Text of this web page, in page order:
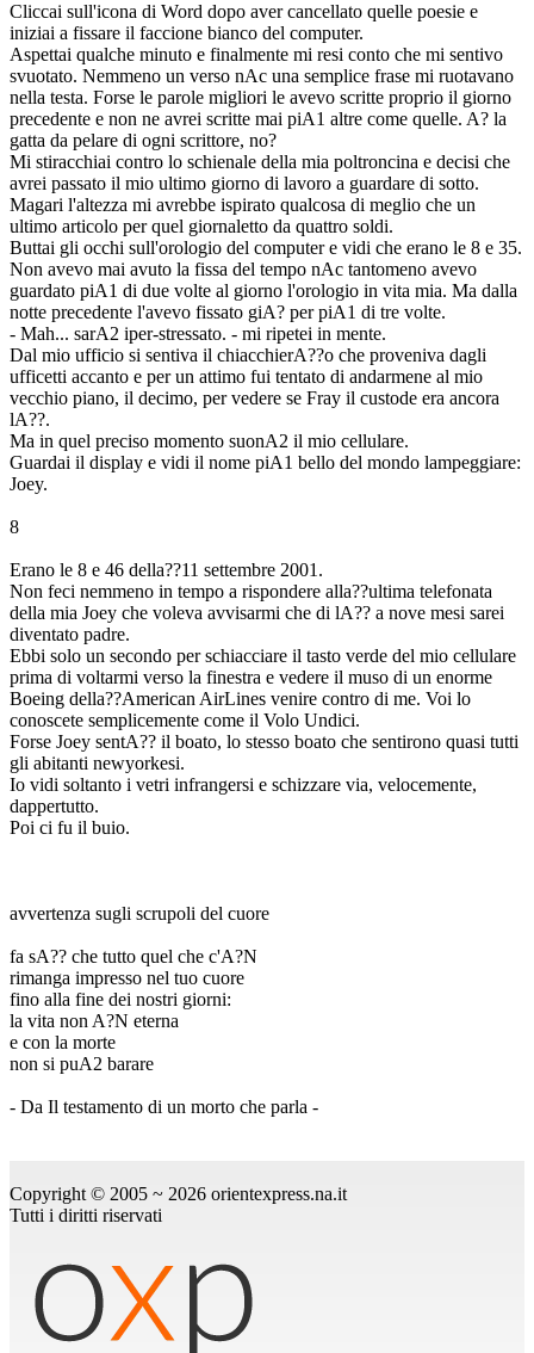
Cliccai sull'icona di Word dopo aver cancellato quelle poesie e
iniziai a fissare il faccione bianco del computer.
Aspettai qualche minuto e finalmente mi resi conto che mi sentivo
svuotato. Nemmeno un verso nAc una semplice frase mi ruotavano
nella testa. Forse le parole migliori le avevo scritte proprio il giorno
precedente e non ne avrei scritte mai piA1 altre come quelle. A? la
gatta da pelare di ogni scrittore, no?
Mi stiracchiai contro lo schienale della mia poltroncina e decisi che
avrei passato il mio ultimo giorno di lavoro a guardare di sotto.
Magari l'altezza mi avrebbe ispirato qualcosa di meglio che un
ultimo articolo per quel giornaletto da quattro soldi.
Buttai gli occhi sull'orologio del computer e vidi che erano le 8 e 35.
Non avevo mai avuto la fissa del tempo nAc tantomeno avevo
guardato piA1 di due volte al giorno l'orologio in vita mia. Ma dalla
notte precedente l'avevo fissato giA? per piA1 di tre volte.
- Mah... sarA2 iper-stressato. - mi ripetei in mente.
Dal mio ufficio si sentiva il chiacchierA??o che proveniva dagli
ufficetti accanto e per un attimo fui tentato di andarmene al mio
vecchio piano, il decimo, per vedere se Fray il custode era ancora
lA??.
Ma in quel preciso momento suonA2 il mio cellulare.
Guardai il display e vidi il nome piA1 bello del mondo lampeggiare:
Joey.
8
Erano le 8 e 46 della??11 settembre 2001.
Non feci nemmeno in tempo a rispondere alla??ultima telefonata
della mia Joey che voleva avvisarmi che di lA?? a nove mesi sarei
diventato padre.
Ebbi solo un secondo per schiacciare il tasto verde del mio cellulare
prima di voltarmi verso la finestra e vedere il muso di un enorme
Boeing della??American AirLines venire contro di me. Voi lo
conoscete semplicemente come il Volo Undici.
Forse Joey sentA?? il boato, lo stesso boato che sentirono quasi tutti
gli abitanti newyorkesi.
Io vidi soltanto i vetri infrangersi e schizzare via, velocemente,
dappertutto.
Poi ci fu il buio.
avvertenza sugli scrupoli del cuore
fa sA?? che tutto quel che c'A?N
rimanga impresso nel tuo cuore
fino alla fine dei nostri giorni:
la vita non A?N eterna
e con la morte
non si puA2 barare
- Da Il testamento di un morto che parla -
Copyright © 2005 ~ 2026 orientexpress.na.it
Tutti i diritti riservati